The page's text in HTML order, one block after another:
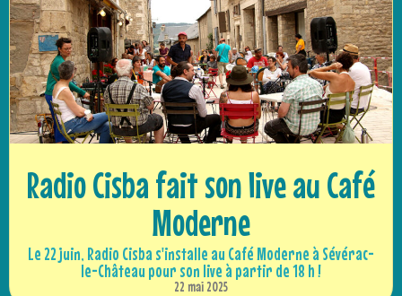
Radio Cisba fait son live au Café
Moderne
Le 22 juin, Radio Cisba s'installe au Café Moderne à Sévérac-
le-Château pour son live à partir de 18 h !
22 mai 2025